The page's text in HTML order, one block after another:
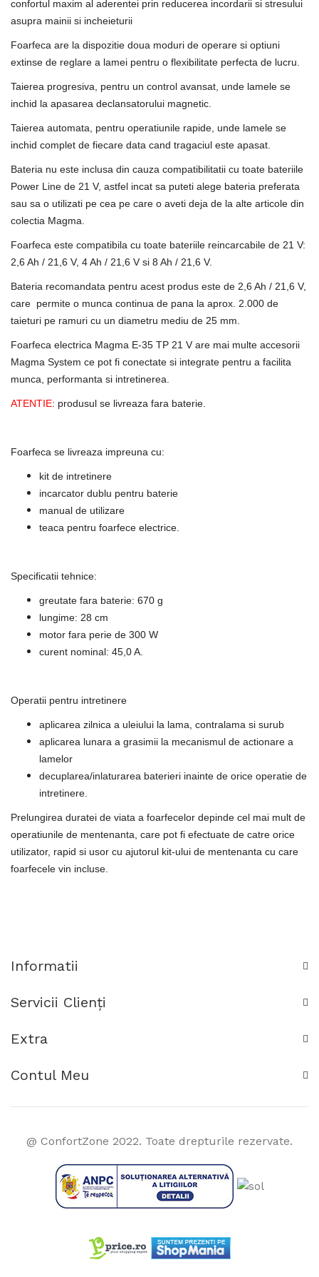
confortul maxim al aderentei prin reducerea incordarii si stresului
asupra mainii si incheieturii
Foarfeca are la dispozitie doua moduri de operare si optiuni
extinse de reglare a lamei pentru o flexibilitate perfecta de lucru.
Taierea progresiva, pentru un control avansat, unde lamele se
inchid la apasarea declansatorului magnetic.
Taierea automata, pentru operatiunile rapide, unde lamele se
inchid complet de fiecare data cand tragaciul este apasat.
Bateria nu este inclusa din cauza compatibilitatii cu toate bateriile
Power Line de 21 V, astfel incat sa puteti alege bateria preferata
sau sa o utilizati pe cea pe care o aveti deja de la alte articole din
colectia Magma.
Foarfeca este compatibila cu toate bateriile reincarcabile de 21 V:
2,6 Ah / 21,6 V, 4 Ah / 21,6 V si 8 Ah / 21,6 V.
Bateria recomandata pentru acest produs este de 2,6 Ah / 21,6 V,
care permite o munca continua de pana la aprox. 2.000 de
taieturi pe ramuri cu un diametru mediu de 25 mm.
Foarfeca electrica Magma E-35 TP 21 V are mai multe accesorii
Magma System ce pot fi conectate si integrate pentru a facilita
munca, performanta si intretinerea.
ATENTIE: produsul se livreaza fara baterie.
Foarfeca se livreaza impreuna cu:
kit de intretinere
incarcator dublu pentru baterie
manual de utilizare
teaca pentru foarfece electrice.
Specificatii tehnice:
greutate fara baterie: 670 g
lungime: 28 cm
motor fara perie de 300 W
curent nominal: 45,0 A.
Operatii pentru intretinere
aplicarea zilnica a uleiului la lama, contralama si surub
aplicarea lunara a grasimii la mecanismul de actionare a
lamelor
decuplarea/inlaturarea baterieri inainte de orice operatie de
intretinere.
Prelungirea duratei de viata a foarfecelor depinde cel mai mult de
operatiunile de mentenanta, care pot fi efectuate de catre orice
utilizator, rapid si usor cu ajutorul kit-ului de mentenanta cu care
foarfecele vin incluse.
Informatii
Servicii Clienţi
Extra
Contul Meu
@ ConfortZone 2022. Toate drepturile rezervate.